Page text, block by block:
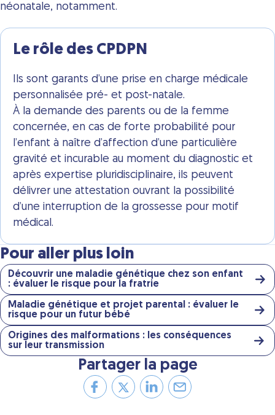
néonatale, notamment.
Le rôle des CPDPN
Ils sont garants d’une prise en charge médicale
personnalisée pré- et post-natale.
À la demande des parents ou de la femme
concernée, en cas de forte probabilité pour
l’enfant à naître d’affection d’une particulière
gravité et incurable au moment du diagnostic et
après expertise pluridisciplinaire, ils peuvent
délivrer une attestation ouvrant la possibilité
d’une interruption de la grossesse pour motif
médical.
Pour aller plus loin
Découvrir une maladie génétique chez son enfant
: évaluer le risque pour la fratrie
Maladie génétique et projet parental : évaluer le
risque pour un futur bébé
Origines des malformations : les conséquences
sur leur transmission
Partager la page